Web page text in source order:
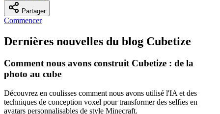
Partager
Commencer
Dernières nouvelles du blog Cubetize
Comment nous avons construit Cubetize : de la
photo au cube
Découvrez en coulisses comment nous avons utilisé l'IA et des
techniques de conception voxel pour transformer des selfies en
avatars personnalisables de style Minecraft.